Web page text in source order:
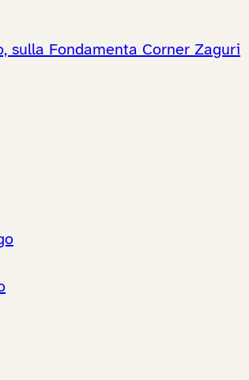
sulla Fondamenta Corner Zaguri